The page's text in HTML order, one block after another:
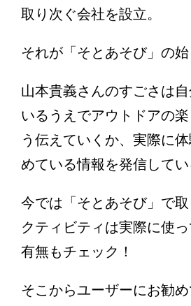
取り次ぐ会社を設立。
それが「そとあそび」の始
山本貴義さんのすごさは
いるうえでアウトドアの
う伝えていくか、実際に
めている情報を発信してい
今では「そとあそび」で
クティビティは実際に使
有無もチェック！
そこからユーザーにお勧